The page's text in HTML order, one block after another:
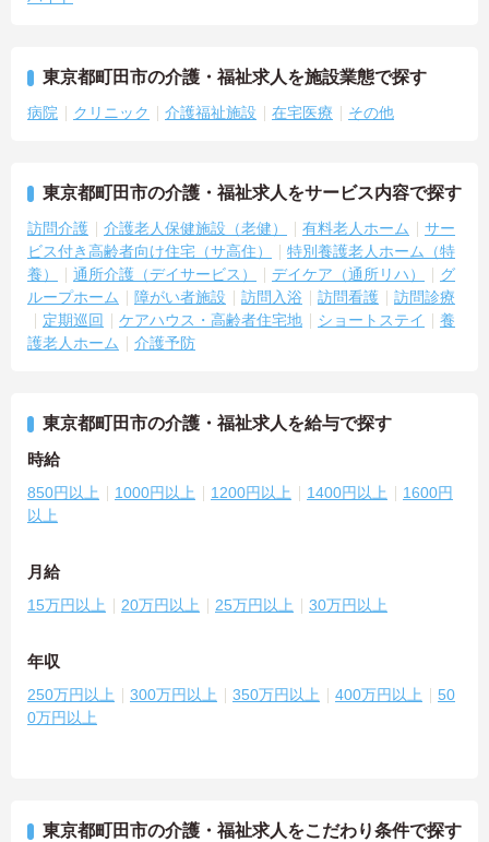
東京都町田市の介護・福祉求人を施設業態で探す
病院 クリニック 介護福祉施設 在宅医療 その他
東京都町田市の介護・福祉求人をサービス内容で探す
訪問介護 介護老人保健施設（老健） 有料老人ホーム
サー
ビス付き高齢者向け住宅（サ高住）
特別養護老人ホーム（特
養）
通所介護（デイサービス） デイケア（通所リハ）
グ
ループホーム
障がい者施設 訪問入浴 訪問看護
訪問診療
定期巡回
ケアハウス・高齢者住宅地 ショートステイ
養
護老人ホーム
介護予防
東京都町田市の介護・福祉求人を給与で探す
時給
850円以上 1000円以上 1200円以上 1400円以上
1600円
以上
月給
15万円以上 20万円以上 25万円以上 30万円以上
年収
250万円以上 300万円以上 350万円以上 400万円以上
50
0万円以上
東京都町田市の介護・福祉求人をこだわり条件で探す